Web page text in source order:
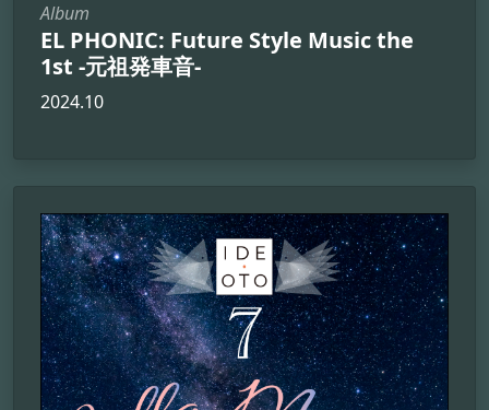
Album
EL PHONIC: Future Style Music the
1st -元祖発車音-
2024.10